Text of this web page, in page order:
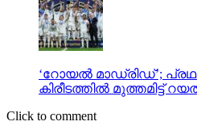
‘റോയല്‍ മാഡ്രിഡ്’;
കിരീടത്തില്‍ മുത്തമിട്ട്
Click to comment